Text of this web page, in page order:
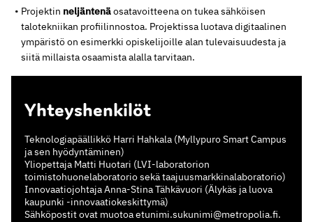
Projektin neljäntenäosatavoitteena on tukea sähköisen
talotekniikan profiilinnostoa. Projektissa luotava digitaalinen
ympäristö on esimerkki opiskelijoille alan tulevaisuudesta ja
siitä millaista osaamista alalla tarvitaan.
Yhteyshenkilöt
Teknologiapäällikkö Harri Hahkala (Myllypuro Smart Campus
ja sen hyödyntäminen)
Yliopettaja Matti Huotari (LVI-laboratorion
toimistohuonelaboratorio sekä taajuusmarkkinalaboratorio)
Innovaatiojohtaja Anna-Stina Tähkävuori (Älykäs ja luova
kaupunki -innovaatiokeskittymä)
Sähköpostit ovat muotoa etunimi.sukunimi@metropolia.fi.